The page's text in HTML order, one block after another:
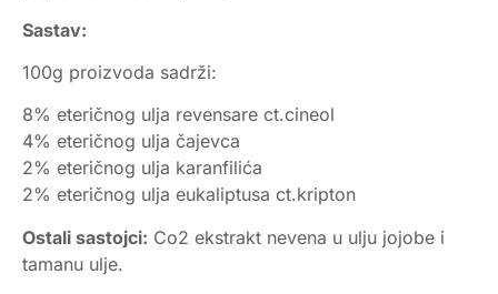
Sastav:
100g proizvoda sadrži:
8% eteričnog ulja revensare ct.cineol
4% eteričnog ulja čajevca
2% eteričnog ulja karanfilića
2% eteričnog ulja eukaliptusa ct.kripton
Ostali sastojci: Co2 ekstrakt nevena u ulju jojobe i
tamanu ulje.